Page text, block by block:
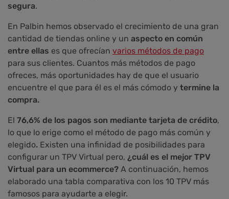
segura.
En Palbin hemos observado el crecimiento de una gran
cantidad de tiendas online y un aspecto en común
entre ellas es que ofrecían varios métodos de pago
para sus clientes. Cuantos más métodos de pago
ofreces, más oportunidades hay de que el usuario
encuentre el que para él es el más cómodo y termine la
compra.
El 76,6% de los pagos son mediante tarjeta de crédito,
lo que lo erige como el método de pago más común y
elegido. Existen una infinidad de posibilidades para
configurar un TPV Virtual pero, ¿cuál es el mejor TPV
Virtual para un ecommerce? A continuación, hemos
elaborado una tabla comparativa con los 10 TPV más
famosos para ayudarte a elegir.